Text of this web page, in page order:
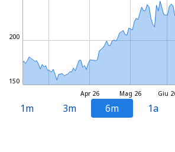
Mag 26
Apr 26 Giu
150
200
1m 3m 6m 1a